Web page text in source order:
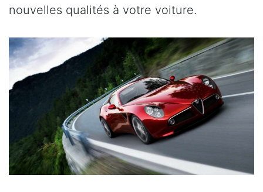
nouvelles qualités à votre voiture.